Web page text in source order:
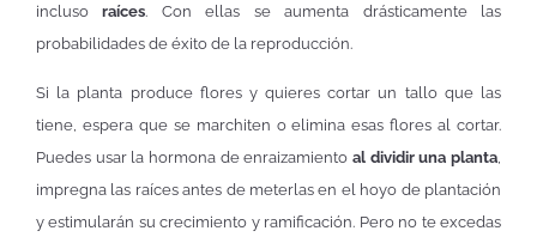
inclusoraíces. Con ellas se aumenta drásticamente las
probabilidades de éxito de la reproducción.
Si la planta produce flores y quieres cortar un tallo que las
tiene, espera que se marchiten o elimina esas flores al cortar.
Puedes usar la hormona de enraizamiento al dividir una planta,
impregna las raíces antes de meterlas en el hoyo de plantación
y estimularán su crecimiento y ramificación. Pero no te excedas